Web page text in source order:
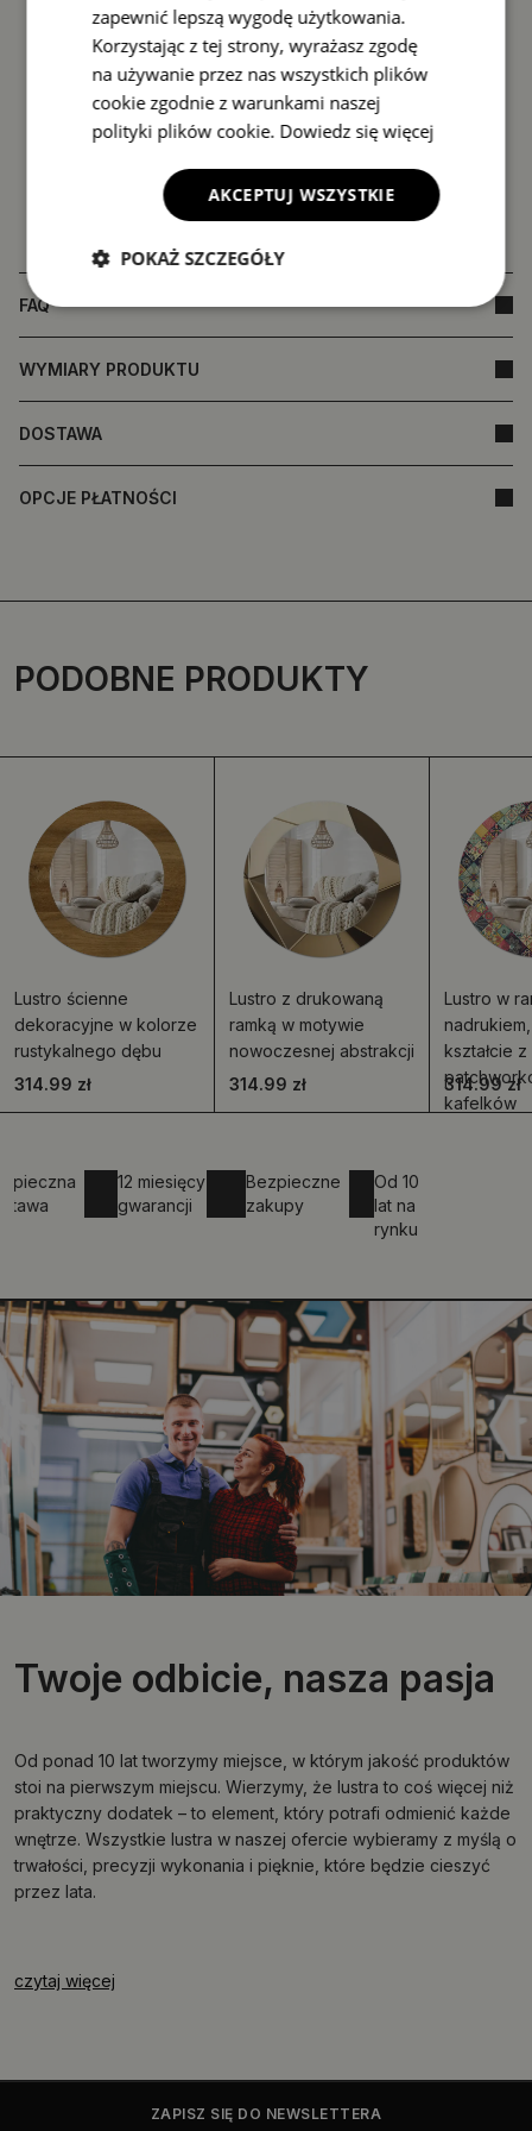
FAQ
WYMIARY PRODUKTU
DOSTAWA
OPCJE PŁATNOŚCI
PODOBNE PRODUKTY
Lustro ścienne
dekoracyjne w kolorze
rustykalnego dębu
314.99 zł
Lustro z drukowaną
ramką w motywie
nowoczesnej abstrakcji
314.99 zł
Lustro w
kształcie
kafelków
314.99 zł
12 miesięcy
gwarancji
Bezpieczne
zakupy
Od 10
lat na
rynku
Twoje odbicie, nasza pasja
Od ponad 10 lat tworzymy miejsce, w którym jakość produktów
stoi na pierwszym miejscu. Wierzymy, że lustra to coś więcej niż
praktyczny dodatek – to element, który potrafi odmienić każde
wnętrze. Wszystkie lustra w naszej ofercie wybieramy z myślą o
trwałości, precyzji wykonania i pięknie, które będzie cieszyć
przez lata.
czytaj więcej
ZAPISZ SIĘ DO NEWSLETTERA
zapewnić lepszą wygodę użytkowania.
Korzystając z tej strony, wyrażasz zgodę
na używanie przez nas wszystkich plików
cookie zgodnie z warunkami naszej
polityki plików cookie. Dowiedz się więcej
AKCEPTUJ WSZYSTKIE
POKAŻ SZCZEGÓŁY